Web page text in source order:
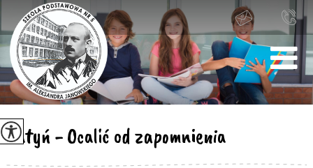
Katyń - Ocalić od zapomnienia